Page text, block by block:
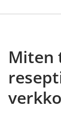
Miten